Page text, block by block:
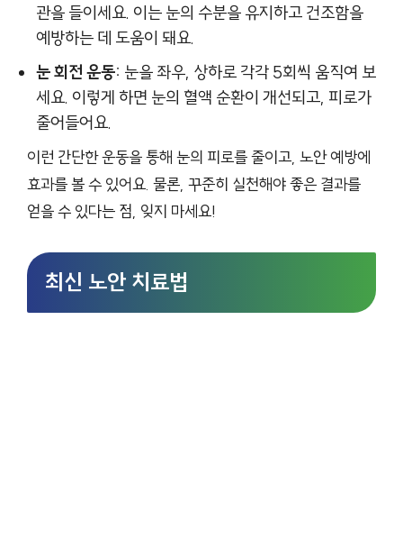
관을 들이세요. 이는 눈의 수분을 유지하고 건조함을
예방하는 데 도움이 돼요.
눈 회전 운동: 눈을 좌우, 상하로 각각 5회씩 움직여 보
세요. 이렇게 하면 눈의 혈액 순환이 개선되고, 피로가
줄어들어요.
이런 간단한 운동을 통해 눈의 피로를 줄이고, 노안 예방에
효과를 볼 수 있어요. 물론, 꾸준히 실천해야 좋은 결과를
얻을 수 있다는 점, 잊지 마세요!
최신 노안 치료법